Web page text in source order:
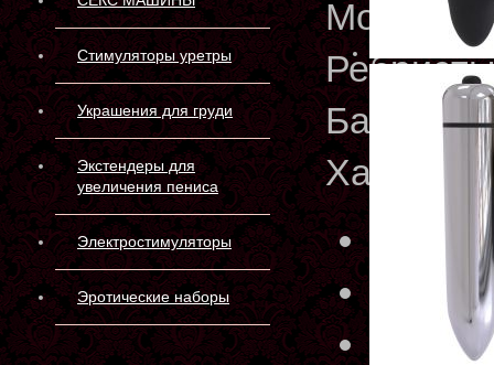
Стимуляторы уретры
Украшения для груди
Экстендеры для
увеличения пениса
Электростимуляторы
Эротические наборы
Мощная
Батарея